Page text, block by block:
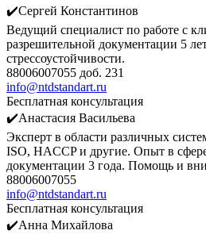
✔️Сергей Константинов
Ведущий специалист по работе с
разрешительной документации 5
стрессоустойчивости.
88006007055 доб. 231
info@ntdstandart.ru
Бесплатная консультация
✔️Анастасия Васильева
Эксперт в области различных
ISO, HACCP и другие. Опыт в
документации 3 года. Помощь и
88006007055
info@ntdstandart.ru
Бесплатная консультация
✔️Анна Михайлова